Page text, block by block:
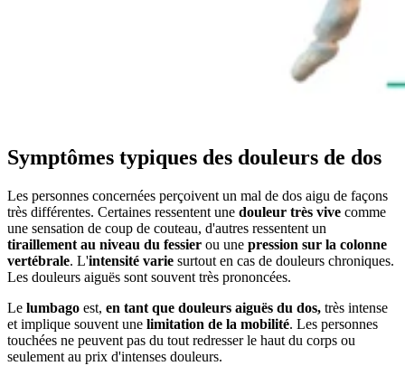
Symptômes typiques des douleurs de dos
Les personnes concernées perçoivent un mal de dos aigu de façons
très différentes. Certaines ressentent une douleur très vive comme
une sensation de coup de couteau, d'autres ressentent un
tiraillement au niveau du fessier ou une pression sur la colonne
vertébrale. L'intensité varie surtout en cas de douleurs chroniques.
Les douleurs aiguës sont souvent très prononcées.
Le lumbago est, en tant que douleurs aiguës du dos, très intense
et implique souvent une limitation de la mobilité. Les personnes
touchées ne peuvent pas du tout redresser le haut du corps ou
seulement au prix d'intenses douleurs.